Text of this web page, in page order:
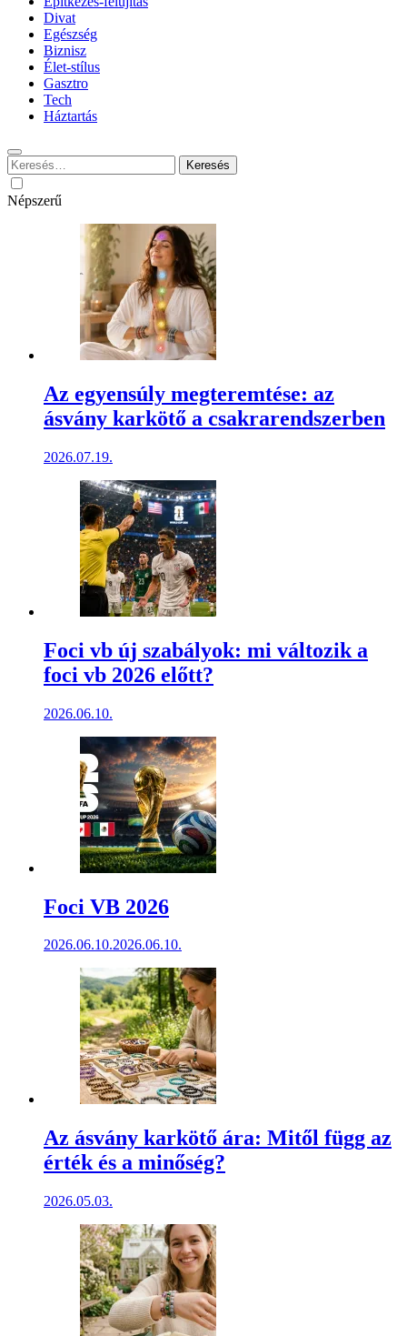
Divat
Egészség
Biznisz
Élet-stílus
Gasztro
Tech
Háztartás
Keresés:
Népszerű
Az egyensúly megteremtése: az
ásvány karkötő a csakrarendszerben
2026.07.19.
Foci vb új szabályok: mi változik a
foci vb 2026 előtt?
2026.06.10.
Foci VB 2026
2026.06.10.2026.06.10.
Az ásvány karkötő ára: Mitől függ az
érték és a minőség?
2026.05.03.